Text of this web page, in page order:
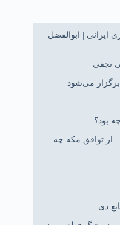
ایرانی | ابوالفضل
نجفی
می‌شود
بود؟
| از توافق مکه چه
دی